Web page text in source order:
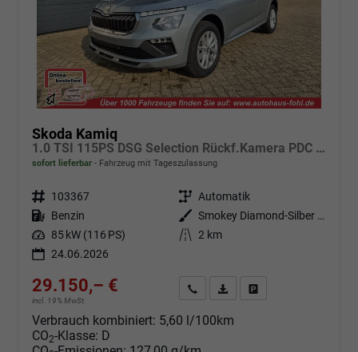
Skoda Kamiq
1.0 TSI 115PS DSG Selection Rückf.Kamera PDC v+h Sitzheizung Klimaautomatik Skoda-Radio Apple CarPlay + Android Auto Tempomat Garantieverlängerung 16"LM
sofort lieferbar Fahrzeug mit Tageszulassung
Fahrzeugnr. 103367 Getriebe Automatik
Kraftstoff Benzin Außenfarbe
Smokey Diamond-Silber Metallic
Leistung 85 kW (116 PS) Kilometerstand 2 km
24.06.2026
29.150,– €
incl. 19% MwSt.
Angebot anfordern
Fahrzeugexpose (PDF)
Verbrauch kombiniert: 5,60 l/100km
CO2-Klasse: D